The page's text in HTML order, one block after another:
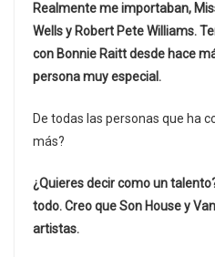
Realmente me importaban,
Wells y Robert Pete Williams.
con Bonnie Raitt desde hace
persona muy especial.
De todas las personas que ha
más?
¿Quieres decir como un
todo. Creo que Son House y
artistas.